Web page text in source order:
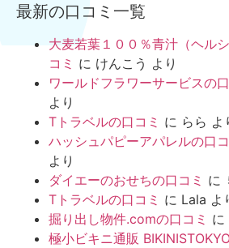
最新の口コミ一覧
大麦若葉１００％青汁（ヘル
コミ に けんこう より
ワールドフラワーサービスの
より
Tトラベルの口コミ に らら よ
ハッシュパピーアパレルの口コ
より
ダイエーのおせちの口コミ に
Tトラベルの口コミ に Lala よ
掘り出し物件.comの口コミ に
極小ビキニ通販